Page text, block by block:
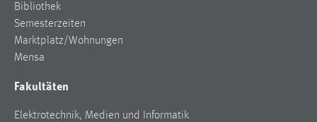
Bibliothek
Semesterzeiten
Marktplatz/Wohnungen
Mensa
Fakultäten
Elektrotechnik, Medien und Informatik
Login
Zweck:
Dieser Cookie ist notwendig um sich an der Website